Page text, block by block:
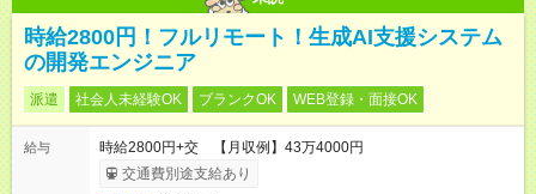
時給2800円！フルリモート！生成AI支援システム
の開発エンジニア
派遣 社会人未経験OK ブランクOK WEB登録・面接OK
給与
時給2800円+交 【月収例】43万4000円
交通費別途支給あり